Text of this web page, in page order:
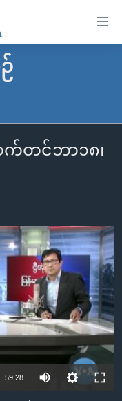
က်တင်ဘာ၁၈၊
available
59:28